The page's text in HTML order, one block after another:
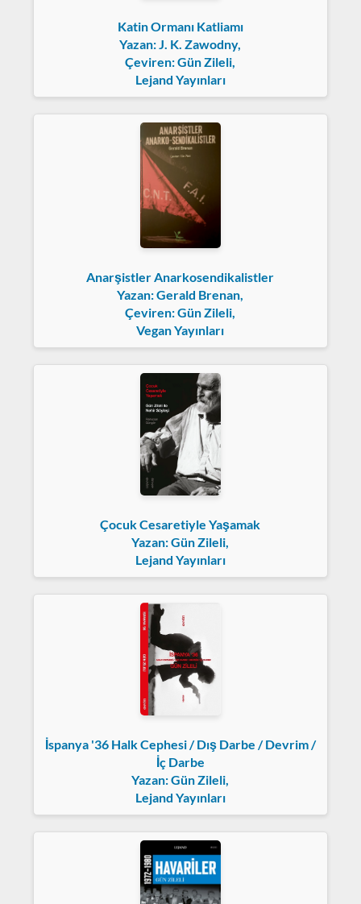
Katin Ormanı Katliamı
Yazan: J. K. Zawodny,
Çeviren: Gün Zileli,
Lejand Yayınları
Anarşistler Anarkosendikalistler
Yazan: Gerald Brenan,
Çeviren: Gün Zileli,
Vegan Yayınları
Çocuk Cesaretiyle Yaşamak
Yazan: Gün Zileli,
Lejand Yayınları
İspanya '36 Halk Cephesi / Dış Darbe / Devrim /
İç Darbe
Yazan: Gün Zileli,
Lejand Yayınları